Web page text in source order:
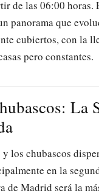
de las 06:00 horas.
panorama que
cubiertos, con la
pero constantes.
La
los chubascos
en la
de Madrid será la